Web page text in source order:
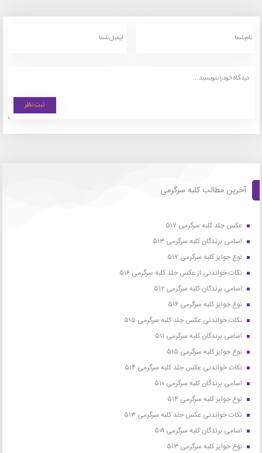
آخرین مطالب کلبه سرگرمی
عکس جلد کلبه سرگرمی ۵۱۷
اسامی برندگان کلبه سرگرمی ۵۱۳
نوع جوایز کلبه سرگرمی ۵۱۷
نکات خواندنی از عکس جلد کلبه سرگرمی ۵۱۶
اسامی برندگان کلبه سرگرمی ۵۱۲
نوع جوایز کلبه سرگرمی ۵۱۶
نکات خواندنی عکس جلد کلبه سرگرمی ۵۱۵
اسامی برندگان کلبه سرگرمی ۵۱۱
نوع جوایز کلبه سرگرمی ۵۱۵
نکات خواندنی عکس جلد کلبه سرگرمی ۵۱۴
اسامی برندگان کلبه سرگرمی ۵۱۰
نوع جوایز کلبه سرگرمی ۵۱۴
نکات خواندنی عکس جلد کلبه سرگرمی ۵۱۳
اسامی برندگان کلبه سرگرمی ۵۰۹
نوع جوایز کلبه سرگرمی ۵۱۳